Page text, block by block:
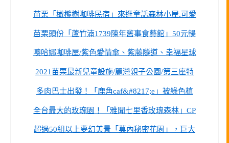
苗栗「橄欖樹咖啡民宿」來逛童話森林小屋.可愛
苗栗頭份「蘆竹湳1739陳年舊事食藝館」50元暢
噢哈娜咖啡屋/紫色愛情傘、紫藤隧道、幸福星球
2021苗栗最新兒童設施/麗灣親子公園/第三座特
多肉巴士出發！「鹿角caf&#8217;e」被綠色植
全台最大的玫瑰園！「雅聞七里香玫瑰森林」CP
超過50組以上夢幻美景「莫內秘密花園」，巨大